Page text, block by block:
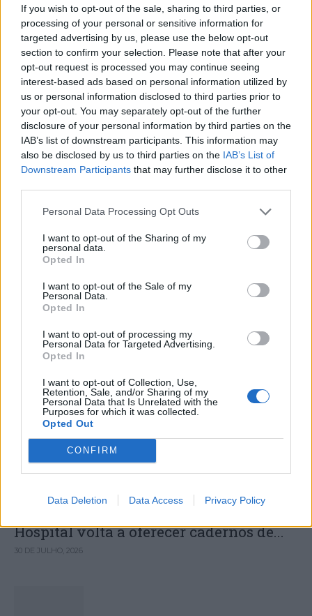
If you wish to opt-out of the sale, sharing to third parties, or
processing of your personal or sensitive information for
targeted advertising by us, please use the below opt-out
section to confirm your selection. Please note that after your
opt-out request is processed you may continue seeing
interest-based ads based on personal information utilized by
us or personal information disclosed to third parties prior to
your opt-out. You may separately opt-out of the further
disclosure of your personal information by third parties on the
IAB’s list of downstream participants. This information may
also be disclosed by us to third parties on the IAB’s List of
Downstream Participants that may further disclose it to other
Personal Data Processing Opt Outs
I want to opt-out of the Sharing of my
personal data.
Opted In
I want to opt-out of the Sale of my
Personal Data.
Opted In
I want to opt-out of processing my
Personal Data for Targeted Advertising.
Opted In
I want to opt-out of Collection, Use,
Retention, Sale, and/or Sharing of my
Personal Data that Is Unrelated with the
Purposes for which it was collected.
Opted Out
CONFIRM
Data Deletion Data Access Privacy Policy
Colheita de sangue regressa ao Hospital
Sousa Martins durante o mês...
30 DE JULHO, 2026
ULS da Guarda assinala o Dia Mundial
do Cancro do Pulmão...
Município de Góis entrega Kits
Comunitários às famílias no âmbito do...
30 DE JULHO, 2026
Hospital volta a oferecer cadernos de...
30 DE JULHO, 2026